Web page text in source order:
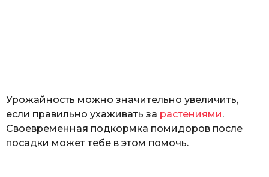
Урожайность можно значительно увеличить,
если правильно ухаживать за растениями.
Своевременная подкормка помидоров после
посадки может тебе в этом помочь.